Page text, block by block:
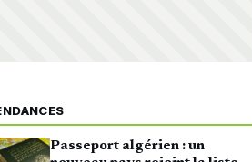
Passeport algérien : un